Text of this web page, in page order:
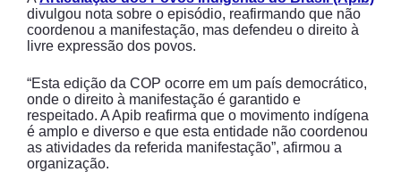
divulgou nota sobre o episódio, reafirmando que não
coordenou a manifestação, mas defendeu o direito à
livre expressão dos povos.
“Esta edição da COP ocorre em um país democrático,
onde o direito à manifestação é garantido e
respeitado. A Apib reafirma que o movimento indígena
é amplo e diverso e que esta entidade não coordenou
as atividades da referida manifestação”, afirmou a
organização.